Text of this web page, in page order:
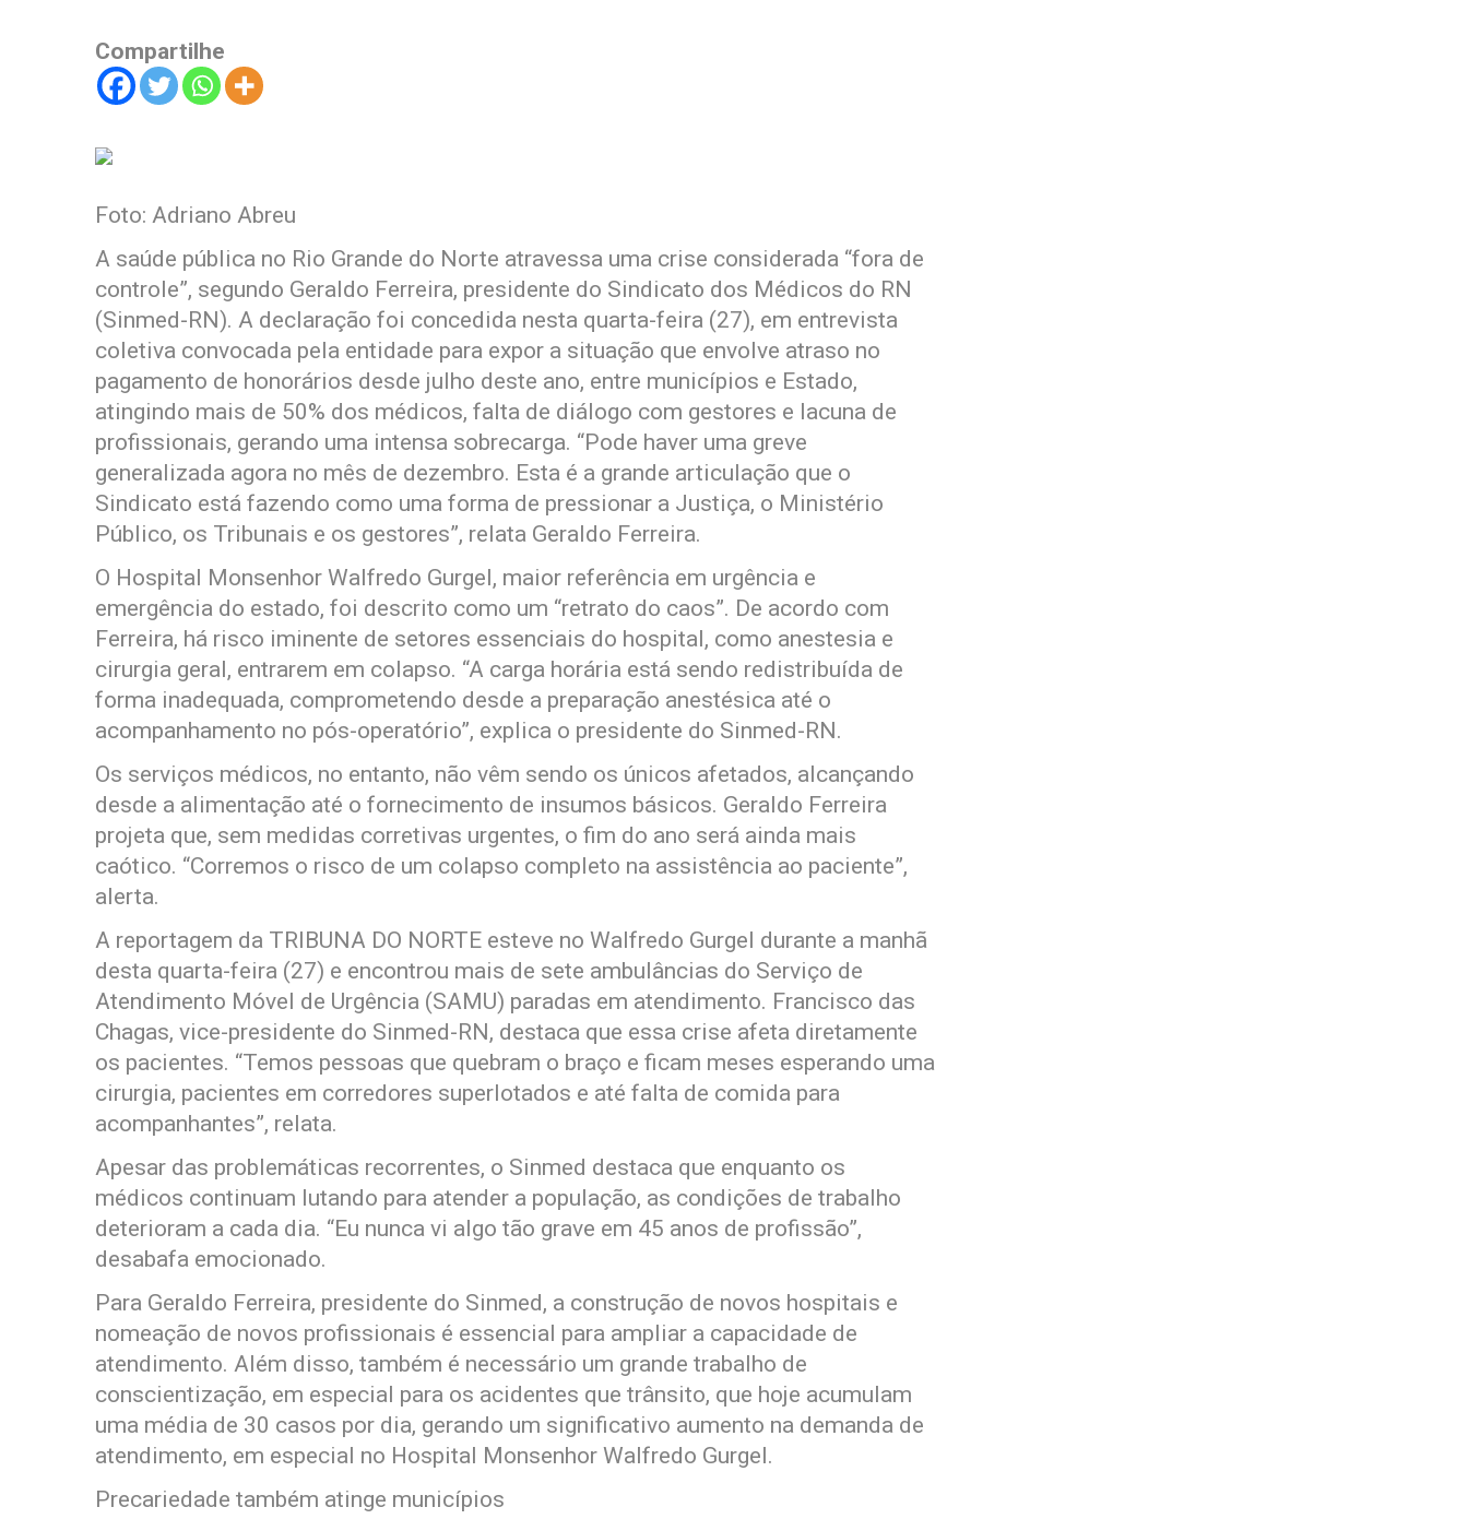
Compartilhe
Foto: Adriano Abreu
A saúde pública no Rio Grande do Norte atravessa uma crise considerada “fora de
controle”, segundo Geraldo Ferreira, presidente do Sindicato dos Médicos do RN
(Sinmed-RN). A declaração foi concedida nesta quarta-feira (27), em entrevista
coletiva convocada pela entidade para expor a situação que envolve atraso no
pagamento de honorários desde julho deste ano, entre municípios e Estado,
atingindo mais de 50% dos médicos, falta de diálogo com gestores e lacuna de
profissionais, gerando uma intensa sobrecarga. “Pode haver uma greve
generalizada agora no mês de dezembro. Esta é a grande articulação que o
Sindicato está fazendo como uma forma de pressionar a Justiça, o Ministério
Público, os Tribunais e os gestores”, relata Geraldo Ferreira.
O Hospital Monsenhor Walfredo Gurgel, maior referência em urgência e
emergência do estado, foi descrito como um “retrato do caos”. De acordo com
Ferreira, há risco iminente de setores essenciais do hospital, como anestesia e
cirurgia geral, entrarem em colapso. “A carga horária está sendo redistribuída de
forma inadequada, comprometendo desde a preparação anestésica até o
acompanhamento no pós-operatório”, explica o presidente do Sinmed-RN.
Os serviços médicos, no entanto, não vêm sendo os únicos afetados, alcançando
desde a alimentação até o fornecimento de insumos básicos. Geraldo Ferreira
projeta que, sem medidas corretivas urgentes, o fim do ano será ainda mais
caótico. “Corremos o risco de um colapso completo na assistência ao paciente”,
alerta.
A reportagem da TRIBUNA DO NORTE esteve no Walfredo Gurgel durante a manhã
desta quarta-feira (27) e encontrou mais de sete ambulâncias do Serviço de
Atendimento Móvel de Urgência (SAMU) paradas em atendimento. Francisco das
Chagas, vice-presidente do Sinmed-RN, destaca que essa crise afeta diretamente
os pacientes. “Temos pessoas que quebram o braço e ficam meses esperando uma
cirurgia, pacientes em corredores superlotados e até falta de comida para
acompanhantes”, relata.
Apesar das problemáticas recorrentes, o Sinmed destaca que enquanto os
médicos continuam lutando para atender a população, as condições de trabalho
deterioram a cada dia. “Eu nunca vi algo tão grave em 45 anos de profissão”,
desabafa emocionado.
Para Geraldo Ferreira, presidente do Sinmed, a construção de novos hospitais e
nomeação de novos profissionais é essencial para ampliar a capacidade de
atendimento. Além disso, também é necessário um grande trabalho de
conscientização, em especial para os acidentes que trânsito, que hoje acumulam
uma média de 30 casos por dia, gerando um significativo aumento na demanda de
atendimento, em especial no Hospital Monsenhor Walfredo Gurgel.
Precariedade também atinge municípios